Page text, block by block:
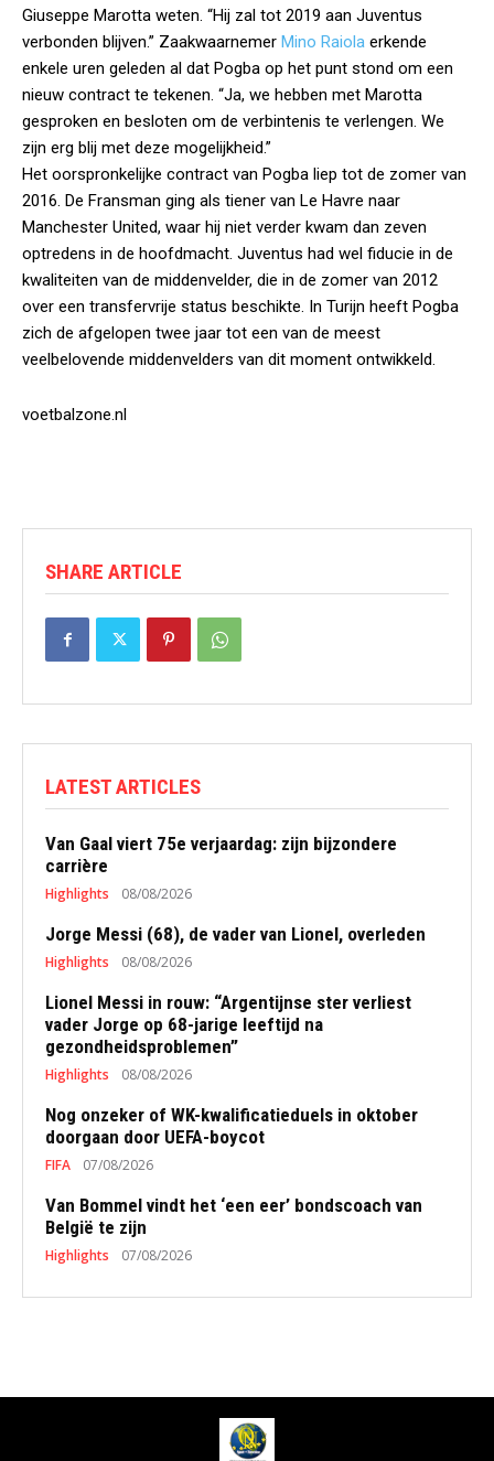
Giuseppe Marotta weten. “Hij zal tot 2019 aan Juventus
verbonden blijven.” Zaakwaarnemer Mino Raiola erkende
enkele uren geleden al dat Pogba op het punt stond om een
nieuw contract te tekenen. “Ja, we hebben met Marotta
gesproken en besloten om de verbintenis te verlengen. We
zijn erg blij met deze mogelijkheid.”
Het oorspronkelijke contract van Pogba liep tot de zomer van
2016. De Fransman ging als tiener van Le Havre naar
Manchester United, waar hij niet verder kwam dan zeven
optredens in de hoofdmacht. Juventus had wel fiducie in de
kwaliteiten van de middenvelder, die in de zomer van 2012
over een transfervrije status beschikte. In Turijn heeft Pogba
zich de afgelopen twee jaar tot een van de meest
veelbelovende middenvelders van dit moment ontwikkeld.
voetbalzone.nl
SHARE ARTICLE
LATEST ARTICLES
Van Gaal viert 75e verjaardag: zijn bijzondere
carrière
Highlights 08/08/2026
Jorge Messi (68), de vader van Lionel, overleden
Highlights 08/08/2026
Lionel Messi in rouw: “Argentijnse ster verliest
vader Jorge op 68-jarige leeftijd na
gezondheidsproblemen”
Highlights 08/08/2026
Nog onzeker of WK-kwalificatieduels in oktober
doorgaan door UEFA-boycot
FIFA 07/08/2026
Van Bommel vindt het ‘een eer’ bondscoach van
België te zijn
Highlights 07/08/2026